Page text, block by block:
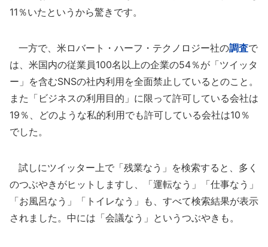
11％いたというから驚きです。
一方で、米ロバート・ハーフ・テクノロジー社の調査で
は、米国内の従業員100名以上の企業の54％が「ツイッタ
ー」を含むSNSの社内利用を全面禁止しているとのこと。
また「ビジネスの利用目的」に限って許可している会社は
19％、どのような私的利用でも許可している会社は10％
でした。
試しにツイッター上で「残業なう」を検索すると、多く
のつぶやきがヒットしますし、「運転なう」「仕事なう」
「お風呂なう」「トイレなう」も、すべて検索結果が表示
されました。中には「会議なう」というつぶやきも。